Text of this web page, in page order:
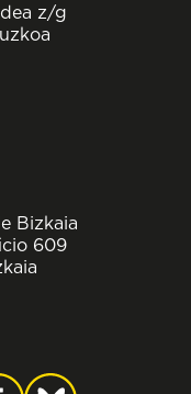
z/g
Bizkaia
609